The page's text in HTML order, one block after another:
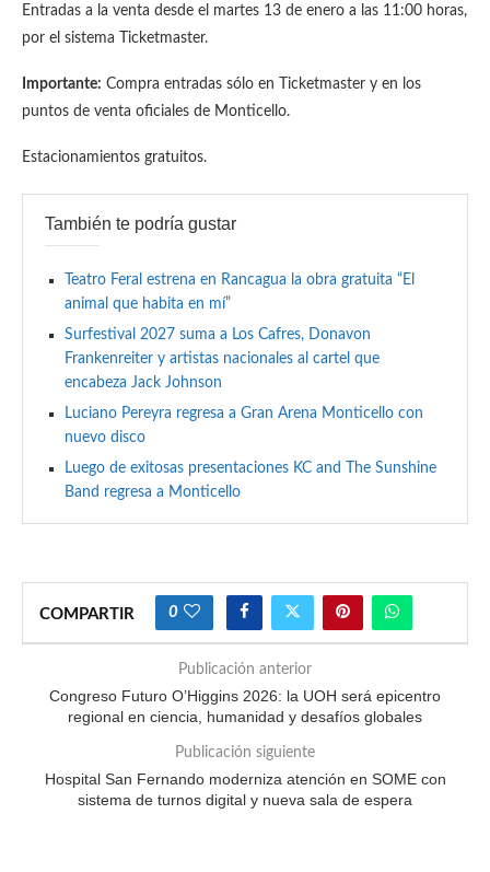
Entradas a la venta desde el martes 13 de enero a las 11:00 horas,
por el sistema Ticketmaster.
Importante: Compra entradas sólo en Ticketmaster y en los
puntos de venta oficiales de Monticello.
Estacionamientos gratuitos.
También te podría gustar
Teatro Feral estrena en Rancagua la obra gratuita “El
animal que habita en mí”
Surfestival 2027 suma a Los Cafres, Donavon
Frankenreiter y artistas nacionales al cartel que
encabeza Jack Johnson
Luciano Pereyra regresa a Gran Arena Monticello con
nuevo disco
Luego de exitosas presentaciones KC and The Sunshine
Band regresa a Monticello
COMPARTIR 0
Publicación anterior
Congreso Futuro O’Higgins 2026: la UOH será epicentro
regional en ciencia, humanidad y desafíos globales
Publicación siguiente
Hospital San Fernando moderniza atención en SOME con
sistema de turnos digital y nueva sala de espera